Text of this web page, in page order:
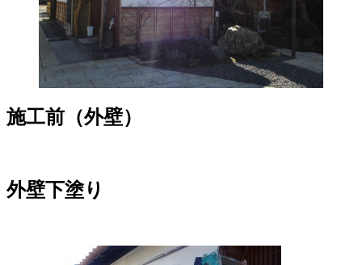
施工前（外壁）
外壁下塗り